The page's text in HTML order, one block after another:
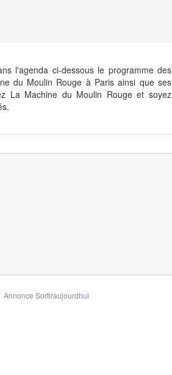
l'agenda ci-dessous le programme des
du Moulin Rouge à Paris ainsi que ses
La Machine du Moulin Rouge et soyez
Annonce Sortiraujourdhui